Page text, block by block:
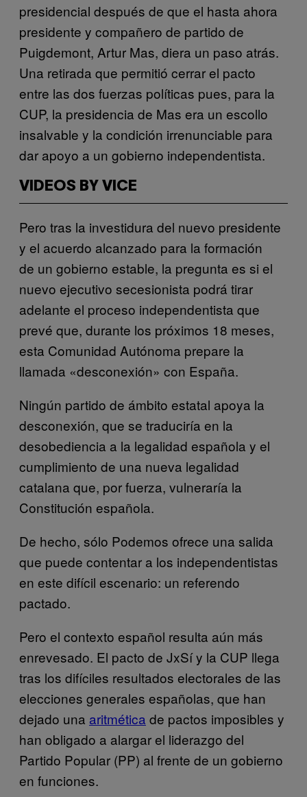
presidencial después de que el hasta ahora
presidente y compañero de partido de
Puigdemont, Artur Mas, diera un paso atrás.
Una retirada que permitió cerrar el pacto
entre las dos fuerzas políticas pues, para la
CUP, la presidencia de Mas era un escollo
insalvable y la condición irrenunciable para
dar apoyo a un gobierno independentista.
VIDEOS BY VICE
Pero tras la investidura del nuevo presidente
y el acuerdo alcanzado para la formación
de un gobierno estable, la pregunta es si el
nuevo ejecutivo secesionista podrá tirar
adelante el proceso independentista que
prevé que, durante los próximos 18 meses,
esta Comunidad Autónoma prepare la
llamada «desconexión» con España.
Ningún partido de ámbito estatal apoya la
desconexión, que se traduciría en la
desobediencia a la legalidad española y el
cumplimiento de una nueva legalidad
catalana que, por fuerza, vulneraría la
Constitución española.
De hecho, sólo Podemos ofrece una salida
que puede contentar a los independentistas
en este difícil escenario: un referendo
pactado.
Pero el contexto español resulta aún más
enrevesado. El pacto de JxSí y la CUP llega
tras los difíciles resultados electorales de las
elecciones generales españolas, que han
dejado una aritmética de pactos imposibles y
han obligado a alargar el liderazgo del
Partido Popular (PP) al frente de un gobierno
en funciones.